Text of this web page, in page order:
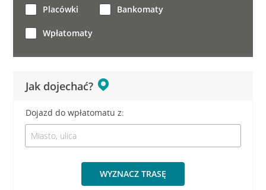
Jak dojechać?
Dojazd do wpłatomatu z:
WYZNACZ TRASĘ
Placówki Bankomaty
Wpłatomaty